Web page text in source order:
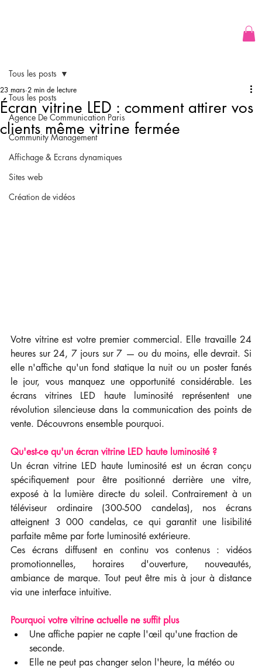
Tous les posts
Agence De Communication Paris
Community Management
Affichage & Ecrans dynamiques
Sites web
Création de vidéos
Tous les posts
Écran vitrine LED : comment attirer vos
clients même vitrine fermée
23 mars 2 min de lecture
Votre vitrine est votre premier commercial. Elle travaille 24
heures sur 24, 7 jours sur 7 — ou du moins, elle devrait. Si
elle n'affiche qu'un fond statique la nuit ou un poster fanés
le jour, vous manquez une opportunité considérable. Les
écrans vitrines LED haute luminosité représentent une
révolution silencieuse dans la communication des points de
vente. Découvrons ensemble pourquoi.
Qu'est-ce qu'un écran vitrine LED haute luminosité ?
Un écran vitrine LED haute luminosité est un écran conçu
spécifiquement pour être positionné derrière une vitre,
exposé à la lumière directe du soleil. Contrairement à un
téléviseur ordinaire (300-500 candelas), nos écrans
atteignent 3 000 candelas, ce qui garantit une lisibilité
parfaite même par forte luminosité extérieure.
Ces écrans diffusent en continu vos contenus : vidéos
promotionnelles, horaires d'ouverture, nouveautés,
ambiance de marque. Tout peut être mis à jour à distance
via une interface intuitive.
Pourquoi votre vitrine actuelle ne suffit plus
Une affiche papier ne capte l'œil qu'une fraction de
seconde.
Elle ne peut pas changer selon l'heure, la météo ou